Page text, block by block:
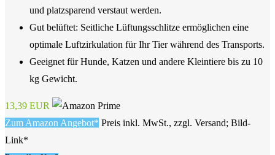
und platzsparend verstaut werden.
Gut belüftet: Seitliche Lüftungsschlitze ermöglichen eine
optimale Luftzirkulation für Ihr Tier während des Transports.
Geeignet für Hunde, Katzen und andere Kleintiere bis zu 10
kg Gewicht.
13,39 EUR
Zum Amazon Angebot* Preis inkl. MwSt., zzgl. Versand; Bild-
Link*